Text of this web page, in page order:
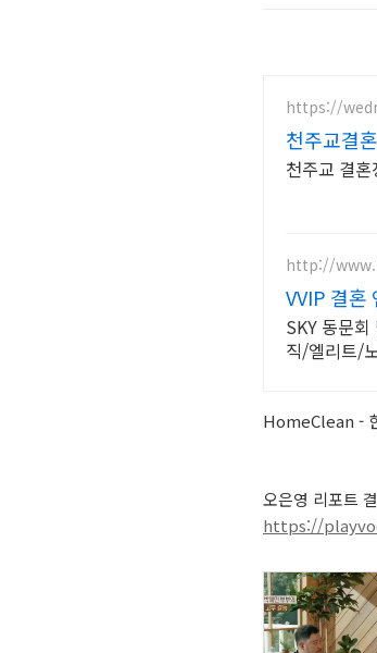
https://
천주교결
천주교 결
http://
VVIP 결혼
SKY 동문
직/엘리트/
HomeClean -
오은영 리포트
https://